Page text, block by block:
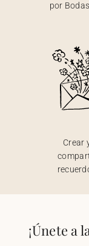
por
Crear
¡Únete a